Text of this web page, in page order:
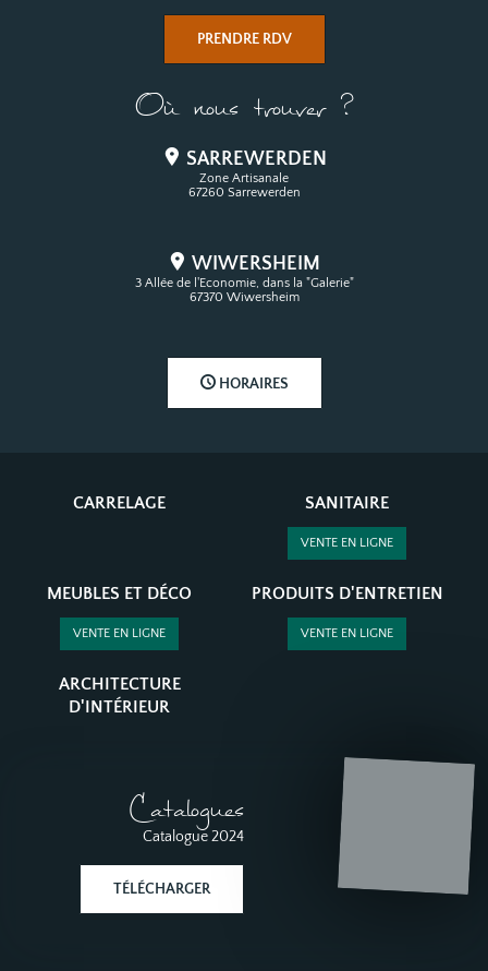
PRENDRE RDV
Où nous trouver ?
SARREWERDEN
Zone Artisanale
67260 Sarrewerden
WIWERSHEIM
3 Allée de l'Economie, dans la "Galerie"
67370 Wiwersheim
HORAIRES
CARRELAGE SANITAIRE
VENTE EN LIGNE
MEUBLES ET DÉCO
VENTE EN LIGNE
PRODUITS D'ENTRETIEN
VENTE EN LIGNE
ARCHITECTURE
D'INTÉRIEUR
Catalogues
Catalogue 2024
TÉLÉCHARGER